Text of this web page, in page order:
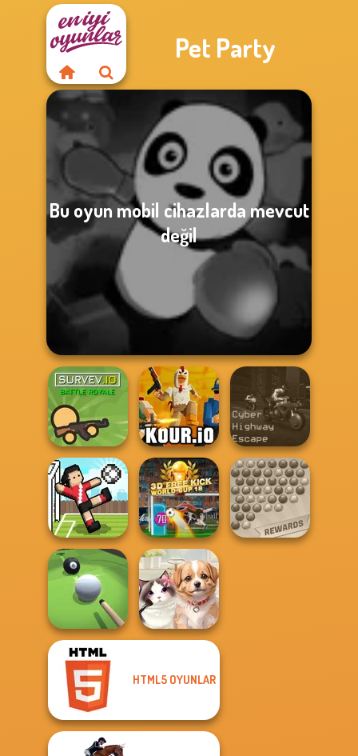
Pet Party
Bu oyun mobil cihazlarda mevcut
değil
Survev.io Kour.io
Cyber Highway
Escape
Soccer Random
3D Free Kick
World Cup 18
Pool Master 3D
HTML5 OYUNLAR